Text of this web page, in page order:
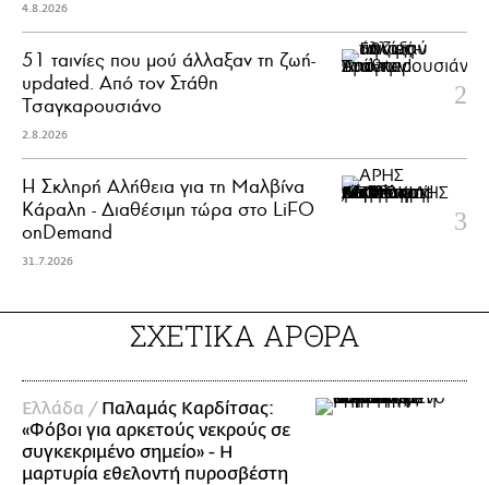
4.8.2026
51 ταινίες που μού άλλαξαν τη ζωή-
updated. Aπό τον Στάθη
Τσαγκαρουσιάνο
2.8.2026
Η Σκληρή Αλήθεια για τη Μαλβίνα
Κάραλη - Διαθέσιμη τώρα στo LiFO
onDemand
31.7.2026
ΣΧΕΤΙΚΑ ΑΡΘΡΑ
Ελλάδα / Παλαμάς Καρδίτσας:
«Φόβοι για αρκετούς νεκρούς σε
συγκεκριμένο σημείο» - Η
μαρτυρία εθελοντή πυροσβέστη